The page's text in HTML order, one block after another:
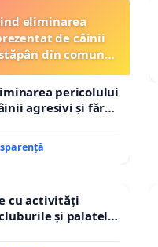
eliminarea
de câinii
din comuna
pericolului
agresivi și fără
Tunari
cu activități
și palatele